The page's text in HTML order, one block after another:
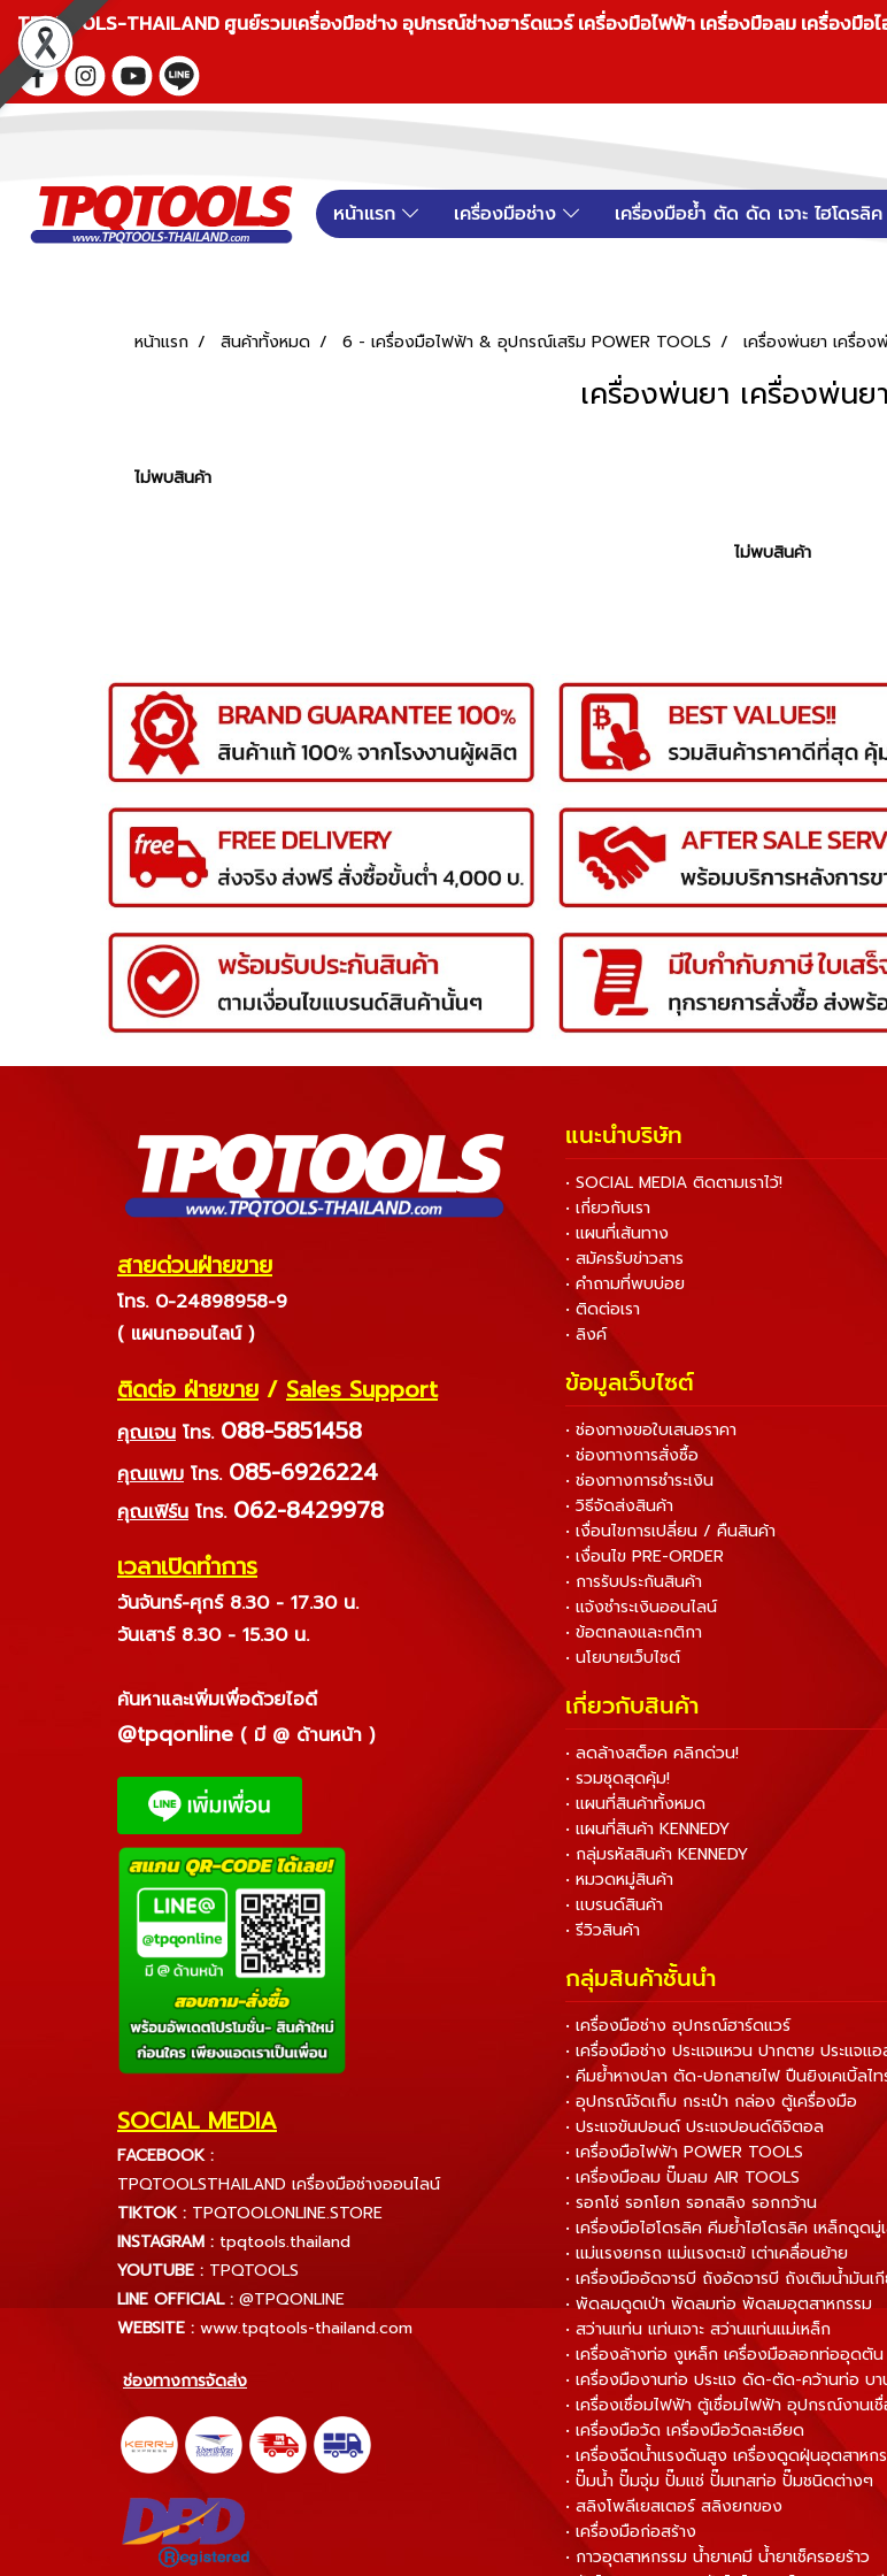
TPQTOOLS-THAILAND ศูนย์รวมเครื่องมือช่าง อุปกรณ์ช่างฮาร์ดแวร์ เครื่องมือไฟฟ้า เครื่องมือลม เครื่อง
หน้าแรก เครื่องมือช่าง เครื่องมือย้ำ ตัด ดัด เจาะ ไฮโดรลิค
หน้าแรก สินค้าทั้งหมด 6 - เครื่องมือไฟฟ้า & อุปกรณ์เสริม POWER TOOLS เครื่องพ่นยา เครื่อง
เครื่องพ่นยา เครื่องพ่นย
ไม่พบสินค้า
ไม่พบสินค้า
สายด่วนฝ่ายขาย
โทร. 0-24898958-9
( แผนกออนไลน์ )
ติดต่อ ฝ่ายขาย / Sales Support
คุณเจน โทร. 088-5851458
คุณแพม โทร. 085-6926224
คุณเฟิร์น โทร. 062-8429978
เวลาเปิดทำการ
วันจันทร์-ศุกร์ 8.30 - 17.30 น.
วันเสาร์ 8.30 - 15.30 น.
ค้นหาและเพิ่มเพื่อด้วยไอดี
@tpqonline ( มี @ ด้านหน้า )
SOCIAL MEDIA
FACEBOOK :
TPQTOOLSTHAILAND เครื่องมือช่างออนไลน์
TIKTOK : TPQTOOLONLINE.STORE
INSTAGRAM : tpqtools.thailand
YOUTUBE : TPQTOOLS
LINE OFFICIAL : @TPQONLINE
WEBSITE : www.tpqtools-thailand.com
ช่องทางการจัดส่ง
แนะนำบริษัท
• SOCIAL MEDIA ติดตามเราไว้!
• เกี่ยวกับเรา
• แผนที่เส้นทาง
• สมัครรับข่าวสาร
• คำถามที่พบบ่อย
• ติดต่อเรา
• ลิงค์
ข้อมูลเว็บไซต์
• ช่องทางขอใบเสนอราคา
• ช่องทางการสั่งซื้อ
• ช่องทางการชำระเงิน
• วิธีจัดส่งสินค้า
• เงื่อนไขการเปลี่ยน / คืนสินค้า
• เงื่อนไข PRE-ORDER
• การรับประกันสินค้า
• แจ้งชำระเงินออนไลน์
• ข้อตกลงและกติกา
• นโยบายเว็บไซต์
เกี่ยวกับสินค้า
• ลดล้างสต็อค คลิกด่วน!
• รวมชุดสุดคุ้ม!
• แผนที่สินค้าทั้งหมด
• แผนที่สินค้า KENNEDY
• กลุ่มรหัสสินค้า KENNEDY
• หมวดหมู่สินค้า
• แบรนด์สินค้า
• รีวิวสินค้า
กลุ่มสินค้าชั้นนำ
• เครื่องมือช่าง อุปกรณ์ฮาร์ดแวร์
• เครื่องมือช่าง ประแจแหวน ปากตาย ประแจแ
• คีมย้ำหางปลา ตัด-ปอกสายไฟ ปืนยิงเคเบิ้ลไท
• อุปกรณ์จัดเก็บ กระเป๋า กล่อง ตู้เครื่องมือ
• ประแจขันปอนด์ ประแจปอนด์ดิจิตอล
• เครื่องมือไฟฟ้า POWER TOOLS
• เครื่องมือลม ปั๊มลม AIR TOOLS
• รอกโซ่ รอกโยก รอกสลิง รอกกว้าน
• เครื่องมือไฮโดรลิค คีมย้ำไฮโดรลิค เหล็กดูดมู่
• แม่แรงยกรถ แม่แรงตะเข้ เต่าเคลื่อนย้าย
• เครื่องมืออัดจารบี ถังอัดจารบี ถังเติมน้ำมันเ
• พัดลมดูดเป่า พัดลมท่อ พัดลมอุตสาหกรรม
• สว่านแท่น แท่นเจาะ สว่านแท่นแม่เหล็ก
• เครื่องล้างท่อ งูเหล็ก เครื่องมือลอกท่ออุดตัน
• เครื่องมืองานท่อ ประแจ ดัด-ตัด-คว้านท่อ บ
• เครื่องเชื่อมไฟฟ้า ตู้เชื่อมไฟฟ้า อุปกรณ์งานเ
• เครื่องมือวัด เครื่องมือวัดละเอียด
• เครื่องฉีดน้ำแรงดันสูง เครื่องดูดฝุ่นอุตสาหก
• ปั๊มน้ำ ปั๊มจุ่ม ปั๊มแช่ ปั๊มเทสท่อ ปั๊มชนิดต่างๆ
• สลิงโพลีเยสเตอร์ สลิงยกของ
• เครื่องมือก่อสร้าง
• กาวอุตสาหกรรม น้ำยาเคมี น้ำยาเช็ครอยร้าว